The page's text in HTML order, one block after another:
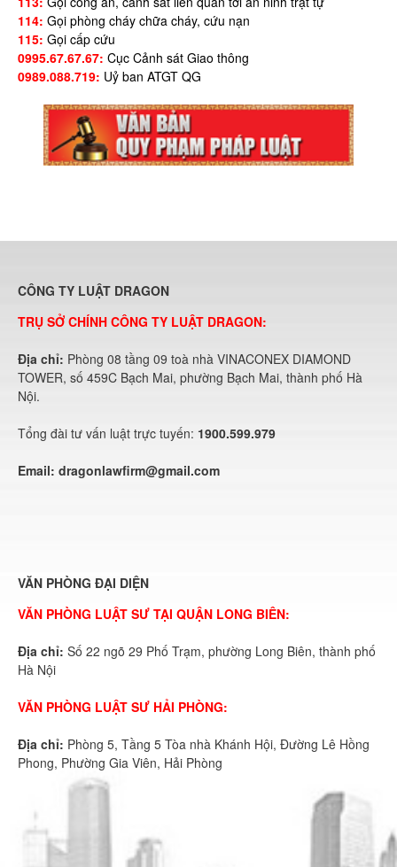
114: Gọi phòng cháy chữa cháy, cứu nạn
115: Gọi cấp cứu
0995.67.67.67: Cục Cảnh sát Giao thông
0989.088.719: Uỷ ban ATGT QG
CÔNG TY LUẬT DRAGON
TRỤ SỞ CHÍNH CÔNG TY LUẬT DRAGON:
Địa chỉ: Phòng 08 tầng 09 toà nhà VINACONEX DIAMOND
TOWER, số 459C Bạch Mai, phường Bạch Mai, thành phố Hà
Nội.
Tổng đài tư vấn luật trực tuyến: 1900.599.979
Email: dragonlawfirm@gmail.com
VĂN PHÒNG ĐẠI DIỆN
VĂN PHÒNG LUẬT SƯ TẠI QUẬN LONG BIÊN:
Địa chỉ: Số 22 ngõ 29 Phố Trạm, phường Long Biên, thành phố
Hà Nội
VĂN PHÒNG LUẬT SƯ HẢI PHÒNG:
Địa chỉ: Phòng 5, Tầng 5 Tòa nhà Khánh Hội, Đường Lê Hồng
Phong, Phường Gia Viên, Hải Phòng